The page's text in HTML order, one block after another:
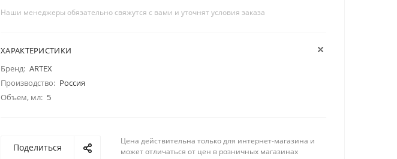
Наши менеджеры обязательно свяжутся с вами и уточнят условия заказа
ХАРАКТЕРИСТИКИ
Бренд: ARTEX
Производство: Россия
Объем, мл: 5
Поделиться
Цена действительна только для интернет-магазина и
может отличаться от цен в розничных магазинах